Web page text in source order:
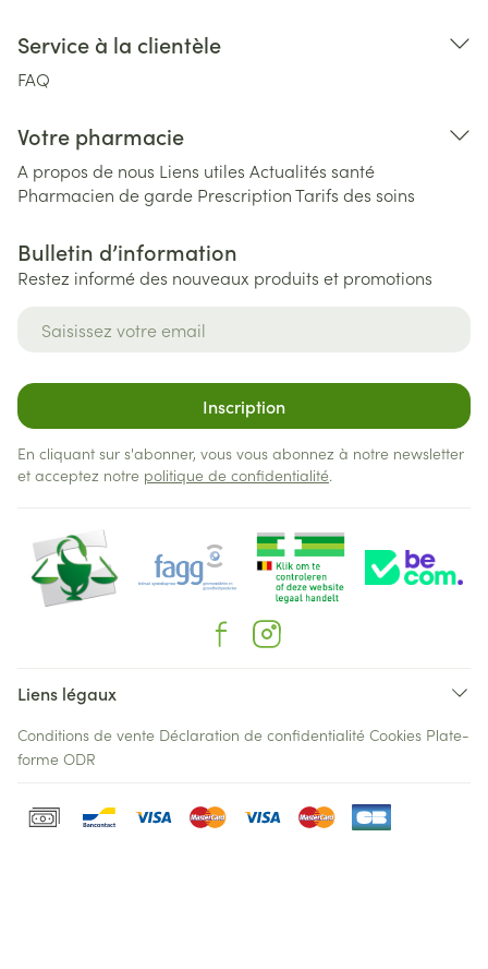
Service à la clientèle
FAQ
Votre pharmacie
A propos de nous Liens utiles Actualités santé
Pharmacien de garde PrescriptionTarifs des soins
Bulletin d’information
Restez informé des nouveaux produits et promotions
Inscription
En cliquant sur s'abonner, vous vous abonnez à notre newsletter
et acceptez notre politique de confidentialité.
Liens légaux
Conditions de vente Déclaration de confidentialité Cookies Plate-
forme ODR